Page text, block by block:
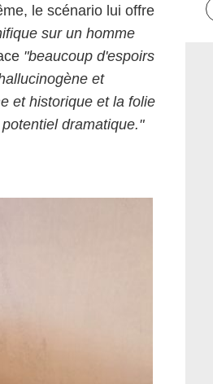
le scénario lui offre
sur un homme
"beaucoup d'espoirs
et
et historique et la folie
dramatique."